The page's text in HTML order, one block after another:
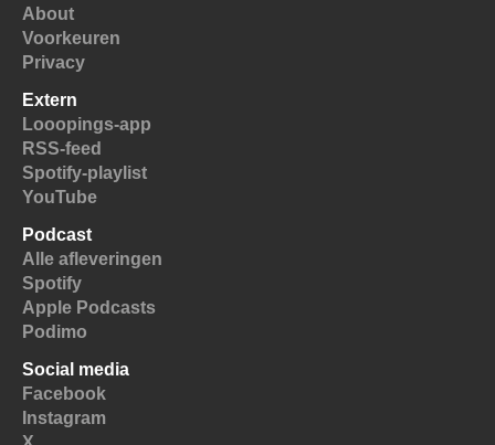
About
Voorkeuren
Privacy
Extern
Looopings-app
RSS-feed
Spotify-playlist
YouTube
Podcast
Alle afleveringen
Spotify
Apple Podcasts
Podimo
Social media
Facebook
Instagram